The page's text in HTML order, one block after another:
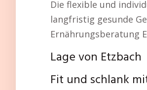
Die flexible und
langfristig gesunde
Ernährungsberatung
Lage von Etzbach
Fit und schlank